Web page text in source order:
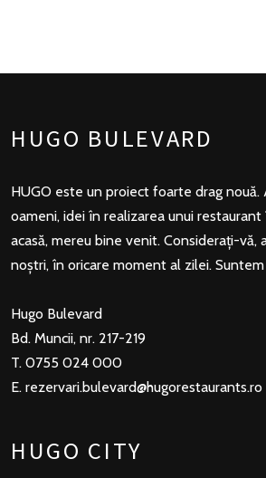
HUGO BULEVARD
HUGO este un proiect foarte drag nouă.
oameni, idei în realizarea unui
acasă, mereu bine venit. Considerați-vă,
noștri, în oricare moment al zilei.
Hugo Bulevard
Bd. Muncii, nr. 217-219
T. 0755 024 000
E. rezervari.bulevard@hugorestaurants.ro
HUGO CITY